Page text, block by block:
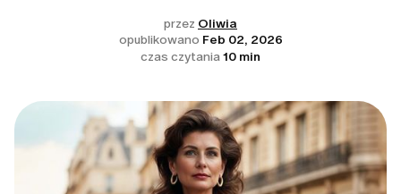
przez Oliwia
opublikowano Feb 02, 2026
czas czytania10 min